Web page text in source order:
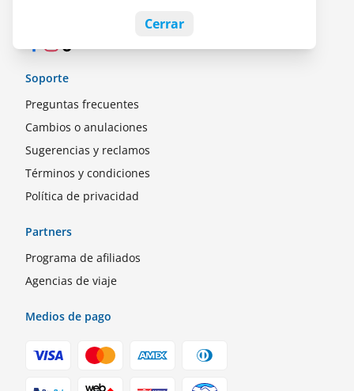
Cerrar
Soporte
Preguntas frecuentes
Cambios o anulaciones
Sugerencias y reclamos
Términos y condiciones
Política de privacidad
Partners
Programa de afiliados
Agencias de viaje
Medios de pago